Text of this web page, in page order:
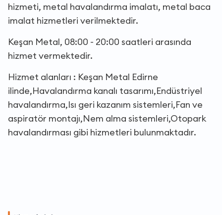
hizmeti, metal havalandırma imalatı, metal baca
imalat hizmetleri verilmektedir.
Keşan Metal, 08:00 - 20:00 saatleri arasında
hizmet vermektedir.
Hizmet alanları : Keşan Metal Edirne
ilinde,Havalandırma kanalı tasarımı,Endüstriyel
havalandırma,Isı geri kazanım sistemleri,Fan ve
aspiratör montajı,Nem alma sistemleri,Otopark
havalandırması gibi hizmetleri bulunmaktadır.